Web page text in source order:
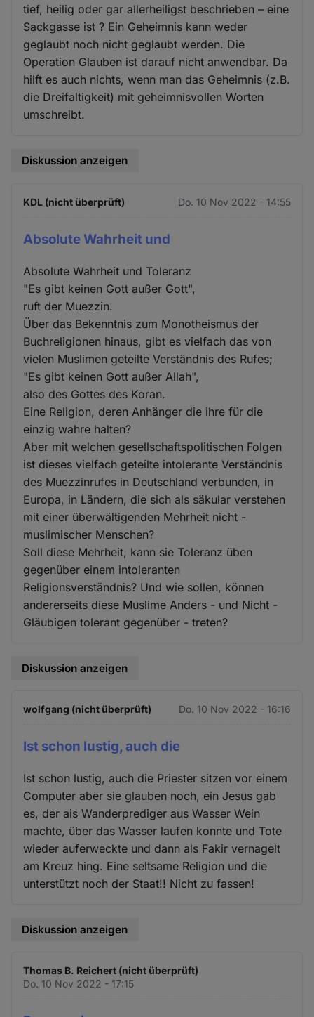
tief, heilig oder gar allerheiligst beschrieben – eine
Sackgasse ist ? Ein Geheimnis kann weder
geglaubt noch nicht geglaubt werden. Die
Operation Glauben ist darauf nicht anwendbar. Da
hilft es auch nichts, wenn man das Geheimnis (z.B.
die Dreifaltigkeit) mit geheimnisvollen Worten
umschreibt.
Diskussion anzeigen
KDL (nicht überprüft) Do. 10 Nov 2022 - 14:55
Absolute Wahrheit und
Absolute Wahrheit und Toleranz
"Es gibt keinen Gott außer Gott",
ruft der Muezzin.
Über das Bekenntnis zum Monotheismus der
Buchreligionen hinaus, gibt es vielfach das von
vielen Muslimen geteilte Verständnis des Rufes;
"Es gibt keinen Gott außer Allah",
also des Gottes des Koran.
Eine Religion, deren Anhänger die ihre für die
einzig wahre halten?
Aber mit welchen gesellschaftspolitischen Folgen
ist dieses vielfach geteilte intolerante Verständnis
des Muezzinrufes in Deutschland verbunden, in
Europa, in Ländern, die sich als säkular verstehen
mit einer überwältigenden Mehrheit nicht -
muslimischer Menschen?
Soll diese Mehrheit, kann sie Toleranz üben
gegenüber einem intoleranten
Religionsverständnis? Und wie sollen, können
andererseits diese Muslime Anders - und Nicht -
Gläubigen tolerant gegenüber - treten?
Diskussion anzeigen
wolfgang (nicht überprüft) Do. 10 Nov 2022 - 16:16
Ist schon lustig, auch die
Ist schon lustig, auch die Priester sitzen vor einem
Computer aber sie glauben noch, ein Jesus gab
es, der ais Wanderprediger aus Wasser Wein
machte, über das Wasser laufen konnte und Tote
wieder auferweckte und dann als Fakir vernagelt
am Kreuz hing. Eine seltsame Religion und die
unterstützt noch der Staat!! Nicht zu fassen!
Diskussion anzeigen
Thomas B. Reichert (nicht überprüft)
Do. 10 Nov 2022 - 17:15